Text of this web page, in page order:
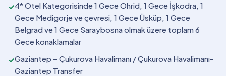
✓4* Otel Kategorisinde 1 Gece Ohrid, 1 Gece İşkodra, 1
Gece Medigorje ve çevresi, 1 Gece Üsküp, 1 Gece
Belgrad ve 1 Gece Saraybosna olmak üzere toplam 6
Gece konaklamalar
✓Gaziantep – Çukurova Havalimanı / Çukurova Havalimanı-
Gaziantep Transfer